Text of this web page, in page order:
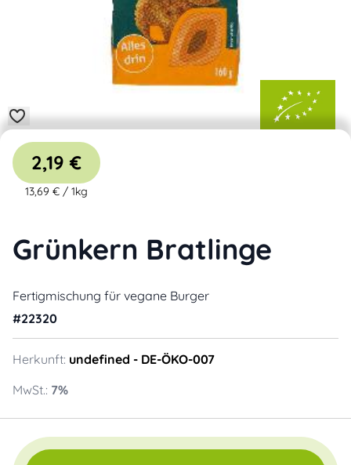
Grünkern Bratlinge
Fertigmischung für vegane Burger
#22320
Herkunft: undefined - DE-ÖKO-007
MwSt.: 7%
2,19 €
13,69 € / 1kg